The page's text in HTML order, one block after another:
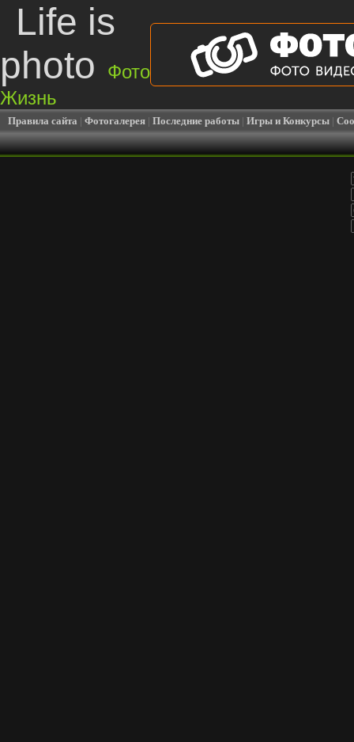
Life is
photo
Фото
Жизнь
Правила сайта | Фотогалерея | Последние работы | Игры и Конкурсы |